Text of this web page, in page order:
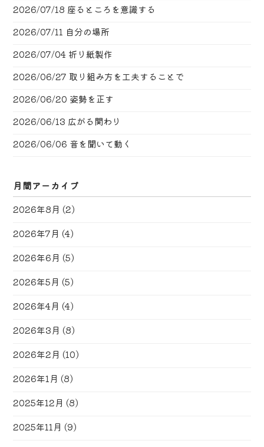
2026/07/18 座るところを意識する
2026/07/11 自分の場所
2026/07/04 折り紙製作
2026/06/27 取り組み方を工夫することで
2026/06/20 姿勢を正す
2026/06/13 広がる関わり
2026/06/06 音を聞いて動く
月間アーカイブ
2026年8月 (2)
2026年7月 (4)
2026年6月 (5)
2026年5月 (5)
2026年4月 (4)
2026年3月 (8)
2026年2月 (10)
2026年1月 (8)
2025年12月 (8)
2025年11月 (9)